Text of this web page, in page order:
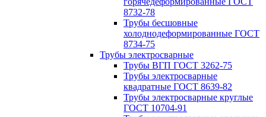
8732-78
Трубы бесшовные
холоднодеформированные ГОСТ
8734-75
Трубы электросварные
Трубы ВГП ГОСТ 3262-75
Трубы электросварные
квадратные ГОСТ 8639-82
Трубы электросварные круглые
ГОСТ 10704-91